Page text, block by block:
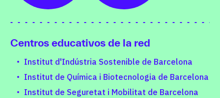
Centros educativos de la red
Institut d'Indústria Sostenible de Barcelona
Institut de Química i Biotecnologia de Barcelona
Institut de Seguretat i Mobilitat de Barcelona